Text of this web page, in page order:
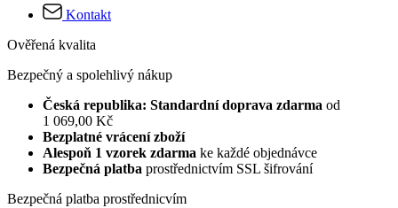
Kontakt
Ověřená kvalita
Bezpečný a spolehlivý nákup
Česká republika: Standardní doprava zdarma od
1 069,00 Kč
Bezplatné vrácení zboží
Alespoň 1 vzorek zdarma ke každé objednávce
Bezpečná platba prostřednictvím SSL šifrování
Bezpečná platba prostřednicvím